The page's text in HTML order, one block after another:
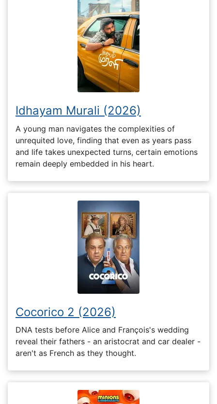
Idhayam Murali (2026)
A young man navigates the complexities of
unrequited love, finding that even as years pass
and life takes unexpected turns, certain emotions
remain deeply embedded in his heart.
Cocorico 2 (2026)
DNA tests before Alice and François's wedding
reveal their fathers - an aristocrat and car dealer -
aren't as French as they thought.